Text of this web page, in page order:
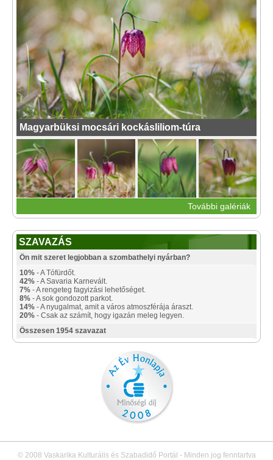
Magyarbüksi mocsári kockásliliom-túra
További galériák
SZAVAZÁS
Ön mit szeret legjobban a szombathelyi nyárban?
10% - A Tófürdőt.
42% - A Savaria Karnevált.
7% - A rengeteg fagyizási lehetőséget.
8% - A sok gondozott parkot.
14% - A nyugalmat, amit a város atmoszférája áraszt.
20% - Csak az számít, hogy igazán meleg legyen.
Összesen 1954 szavazat
© 2008 Vaskarika Kulturális és Szabadidő Portál - Minden jog fenntartva